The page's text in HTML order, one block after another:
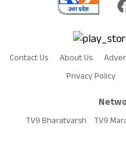
Contact Us About Us
Privacy Policy
TV9 Bharatvarsh TV9